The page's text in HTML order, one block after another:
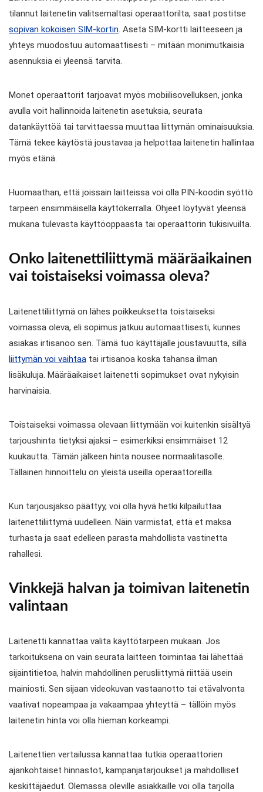
tilannut laitenetin valitsemaltasi operaattorilta, saat postitse
sopivan kokoisen SIM-kortin. Aseta SIM-kortti laitteeseen ja
yhteys muodostuu automaattisesti – mitään monimutkaisia
asennuksia ei yleensä tarvita.
Monet operaattorit tarjoavat myös mobiilisovelluksen, jonka
avulla voit hallinnoida laitenetin asetuksia, seurata
datankäyttöä tai tarvittaessa muuttaa liittymän ominaisuuksia.
Tämä tekee käytöstä joustavaa ja helpottaa laitenetin hallintaa
myös etänä.
Huomaathan, että joissain laitteissa voi olla PIN-koodin syöttö
tarpeen ensimmäisellä käyttökerralla. Ohjeet löytyvät yleensä
mukana tulevasta käyttöoppaasta tai operaattorin tukisivuilta.
Onko laitenettiliittymä määräaikainen
vai toistaiseksi voimassa oleva?
Laitenettiliittymä on lähes poikkeuksetta toistaiseksi
voimassa oleva, eli sopimus jatkuu automaattisesti, kunnes
asiakas irtisanoo sen. Tämä tuo käyttäjälle joustavuutta, sillä
liittymän voi vaihtaa tai irtisanoa koska tahansa ilman
lisäkuluja. Määräaikaiset laitenetti sopimukset ovat nykyisin
harvinaisia.
Toistaiseksi voimassa olevaan liittymään voi kuitenkin sisältyä
tarjoushinta tietyksi ajaksi – esimerkiksi ensimmäiset 12
kuukautta. Tämän jälkeen hinta nousee normaalitasolle.
Tällainen hinnoittelu on yleistä useilla operaattoreilla.
Kun tarjousjakso päättyy, voi olla hyvä hetki kilpailuttaa
laitenettiliittymä uudelleen. Näin varmistat, että et maksa
turhasta ja saat edelleen parasta mahdollista vastinetta
rahallesi.
Vinkkejä halvan ja toimivan laitenetin
valintaan
Laitenetti kannattaa valita käyttötarpeen mukaan. Jos
tarkoituksena on vain seurata laitteen toimintaa tai lähettää
sijaintitietoa, halvin mahdollinen perusliittymä riittää usein
mainiosti. Sen sijaan videokuvan vastaanotto tai etävalvonta
vaativat nopeampaa ja vakaampaa yhteyttä – tällöin myös
laitenetin hinta voi olla hieman korkeampi.
Laitenettien vertailussa kannattaa tutkia operaattorien
ajankohtaiset hinnastot, kampanjatarjoukset ja mahdolliset
keskittäjäedut. Olemassa oleville asiakkaille voi olla tarjolla